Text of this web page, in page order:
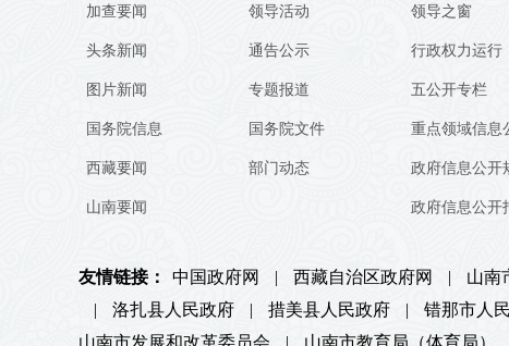
加查要闻
头条新闻
图片新闻
国务院信息
西藏要闻
山南要闻
领导活动
通告公示
专题报道
国务院文件
部门动态
领导之窗
行政权力运行
五公开专栏
重点领域信息
政府信息公开
政府信息公开
友情链接： 中国政府网 | 西藏自治区政府网 | 山南
|
洛扎县人民政府 | 措美县人民政府 | 错那市人